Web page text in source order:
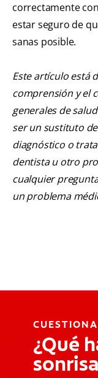
correctamente
estar seguro de
sanas posible.
Este artículo está
comprensión y el
generales de
ser un sustituto
diagnóstico o
dentista u otro
cualquier
un problema
¿Qué